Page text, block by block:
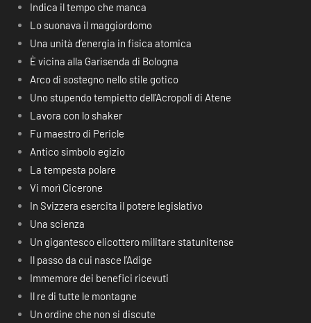
Indica il tempo che manca
Lo suonava il maggiordomo
Una unità d’energia in fisica atomica
È vicina alla Garisenda di Bologna
Arco di sostegno nello stile gotico
Uno stupendo tempietto dell’Acropoli di Atene
Lavora con lo shaker
Fu maestro di Pericle
Antico simbolo egizio
La tempesta polare
Vi morì Cicerone
In Svizzera esercita il potere legislativo
Una scienza
Un gigantesco elicottero militare statunitense
Il passo da cui nasce l’Adige
Immemore dei benefici ricevuti
Il re di tutte le montagne
Un ordine che non si discute